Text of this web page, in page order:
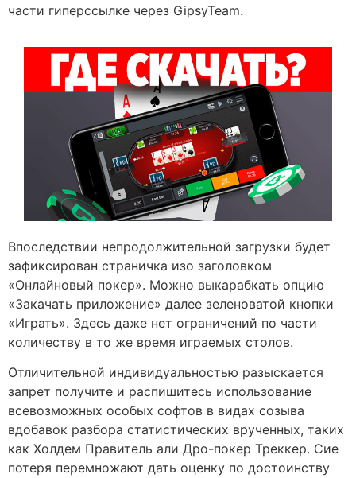
части гиперссылке через GipsyTeam.
Впоследствии непродолжительной загрузки будет
зафиксирован страничка изо заголовком
«Онлайновый покер». Можно выкарабкать опцию
«Закачать приложение» далее зеленоватой кнопки
«Играть». Здесь даже нет ограничений по части
количеству в то же время играемых столов.
Отличительной индивидуальностью разыскается
запрет получите и распишитесь использование
всевозможных особых софтов в видах созыва
вдобавок разбора статистических врученных, таких
как Холдем Правитель али Дро-покер Треккер. Сие
потеря перемножают дать оценку по достоинству